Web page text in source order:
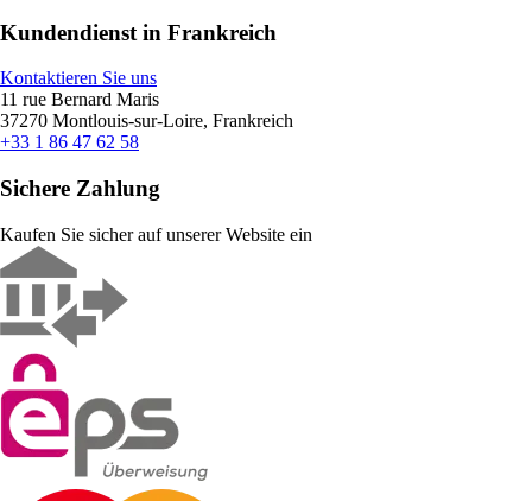
Kundendienst in Frankreich
Kontaktieren Sie uns
11 rue Bernard Maris
37270 Montlouis-sur-Loire, Frankreich
+33 1 86 47 62 58
Sichere Zahlung
Kaufen Sie sicher auf unserer Website ein